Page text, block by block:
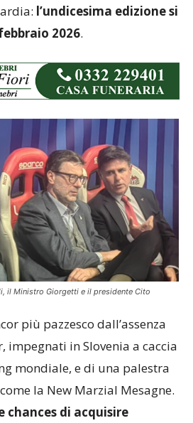
l’undicesima edizione si
2026.
il Ministro Giorgetti e il presidente Cito
più pazzesco dall’assenza
in Slovenia a caccia
mondiale, e di una palestra
la New Marzial Mesagne.
chances di acquisire